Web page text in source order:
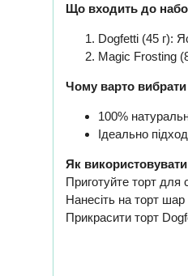
Що входить до
Dogfetti (45 г):
Magic Frosting
Чому варто
100%
Ідеально
Як
Приготуйте торт
Нанесіть на торт
Прикрасити торт